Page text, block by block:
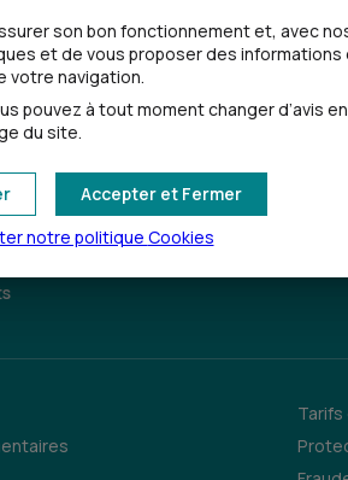
son bon fonctionnement et, avec
et de vous proposer des informations
votre navigation.
pouvez à tout moment changer d’avis
du site.
Accepter et Fermer
notre politique Cookies